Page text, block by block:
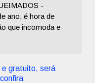
-
ano, é hora de
que incomoda e
e gratuito, será